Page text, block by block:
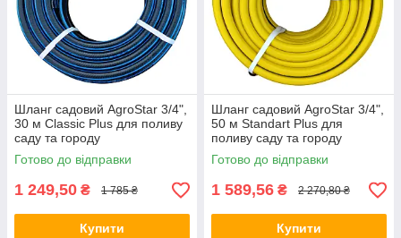
Шланг садовий AgroStar 3/4",
30 м Classic Plus для поливу
саду та городу
Готово до відправки
1 249,50 ₴ 1 785 ₴
Купити
Шланг садовий AgroStar 3/4",
50 м Standart Plus для
поливу саду та городу
Готово до відправки
1 589,56 ₴ 2 270,80 ₴
Купити